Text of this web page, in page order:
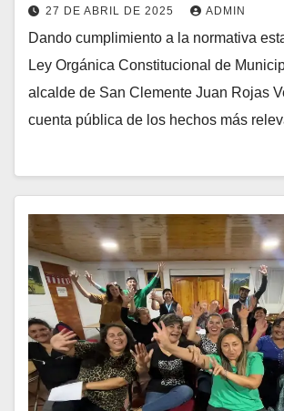
27 DE ABRIL DE 2025 ADMIN
Dando cumplimiento a la normativa
Ley Orgánica Constitucional de
alcalde de San Clemente Juan Rojas
cuenta pública de los hechos más